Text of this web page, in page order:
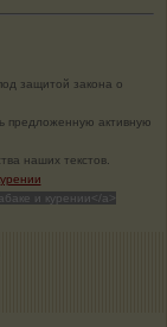
защитой закона о
предложенную активную
наших текстов.
и курении</a>